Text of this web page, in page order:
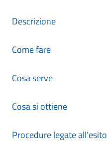
Descrizione
Come fare
Cosa serve
Cosa si ottiene
Procedure legate all'esito